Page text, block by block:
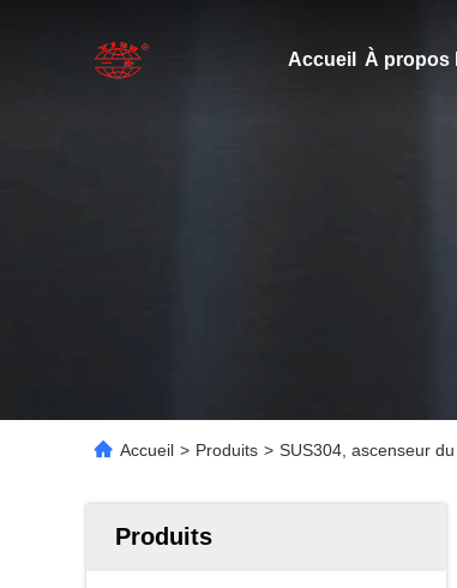
Accueil À propos
Accueil > Produits > SUS304, ascenseur
Produits